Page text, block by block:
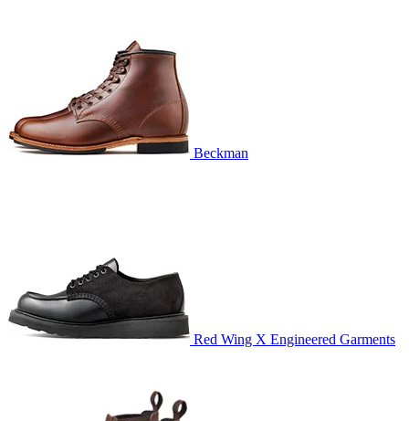
Beckman
Red Wing X Engineered Garments